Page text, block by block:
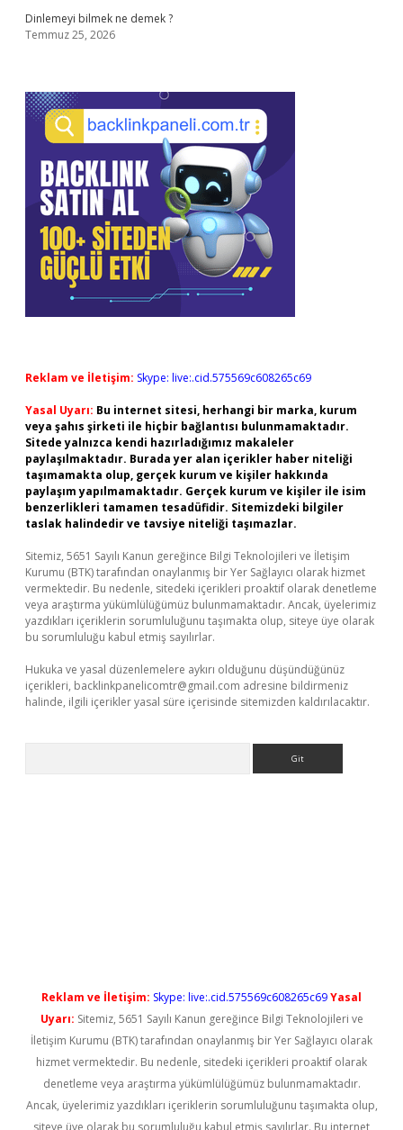
Dinlemeyi bilmek ne demek ?
Temmuz 25, 2026
Reklam ve İletişim: Skype: live:.cid.575569c608265c69
Yasal Uyarı: Bu internet sitesi, herhangi bir marka, kurum
veya şahıs şirketi ile hiçbir bağlantısı bulunmamaktadır.
Sitede yalnızca kendi hazırladığımız makaleler
paylaşılmaktadır. Burada yer alan içerikler haber niteliği
taşımamakta olup, gerçek kurum ve kişiler hakkında
paylaşım yapılmamaktadır. Gerçek kurum ve kişiler ile isim
benzerlikleri tamamen tesadüfidir. Sitemizdeki bilgiler
taslak halindedir ve tavsiye niteliği taşımazlar.
Sitemiz, 5651 Sayılı Kanun gereğince Bilgi Teknolojileri ve İletişim
Kurumu (BTK) tarafından onaylanmış bir Yer Sağlayıcı olarak hizmet
vermektedir. Bu nedenle, sitedeki içerikleri proaktif olarak denetleme
veya araştırma yükümlülüğümüz bulunmamaktadır. Ancak, üyelerimiz
yazdıkları içeriklerin sorumluluğunu taşımakta olup, siteye üye olarak
bu sorumluluğu kabul etmiş sayılırlar.
Hukuka ve yasal düzenlemelere aykırı olduğunu düşündüğünüz
içerikleri, backlinkpanelicomtr@gmail.com adresine bildirmeniz
halinde, ilgili içerikler yasal süre içerisinde sitemizden kaldırılacaktır.
Reklam ve İletişim: Skype: live:.cid.575569c608265c69Yasal
Uyarı: Sitemiz, 5651 Sayılı Kanun gereğince Bilgi Teknolojileri ve
İletişim Kurumu (BTK) tarafından onaylanmış bir Yer Sağlayıcı olarak
hizmet vermektedir. Bu nedenle, sitedeki içerikleri proaktif olarak
denetleme veya araştırma yükümlülüğümüz bulunmamaktadır.
Ancak, üyelerimiz yazdıkları içeriklerin sorumluluğunu taşımakta olup,
siteye üye olarak bu sorumluluğu kabul etmiş sayılırlar. Bu internet